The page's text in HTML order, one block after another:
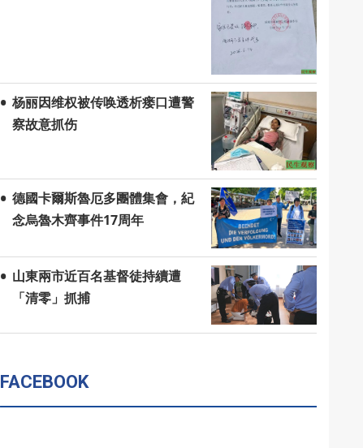
杨丽因维权被传唤透析瘘口遭警
察故意抓伤
德國卡爾斯魯厄多團體集會，紀
念烏魯木齊事件17周年
山東兩市近百名基督徒持續遭
「清零」抓捕
FACEBOOK